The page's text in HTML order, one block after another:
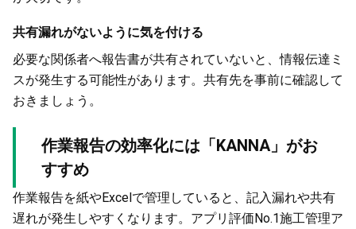
共有漏れがないように気を付ける
必要な関係者へ報告書が共有されていないと、情報伝達ミ
スが発生する可能性があります。共有先を事前に確認して
おきましょう。
作業報告の効率化には「KANNA」がお
すすめ
作業報告を紙やExcelで管理していると、記入漏れや共有
遅れが発生しやすくなります。アプリ評価No.1施工管理ア